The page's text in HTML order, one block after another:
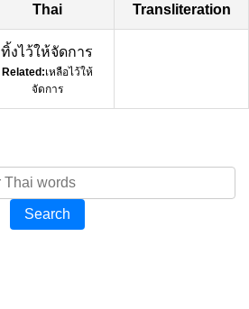
Thai Transliteration
ทิ้งไว้ให้จัดการ
Related:เหลือไว้ให้
จัดการ
Search